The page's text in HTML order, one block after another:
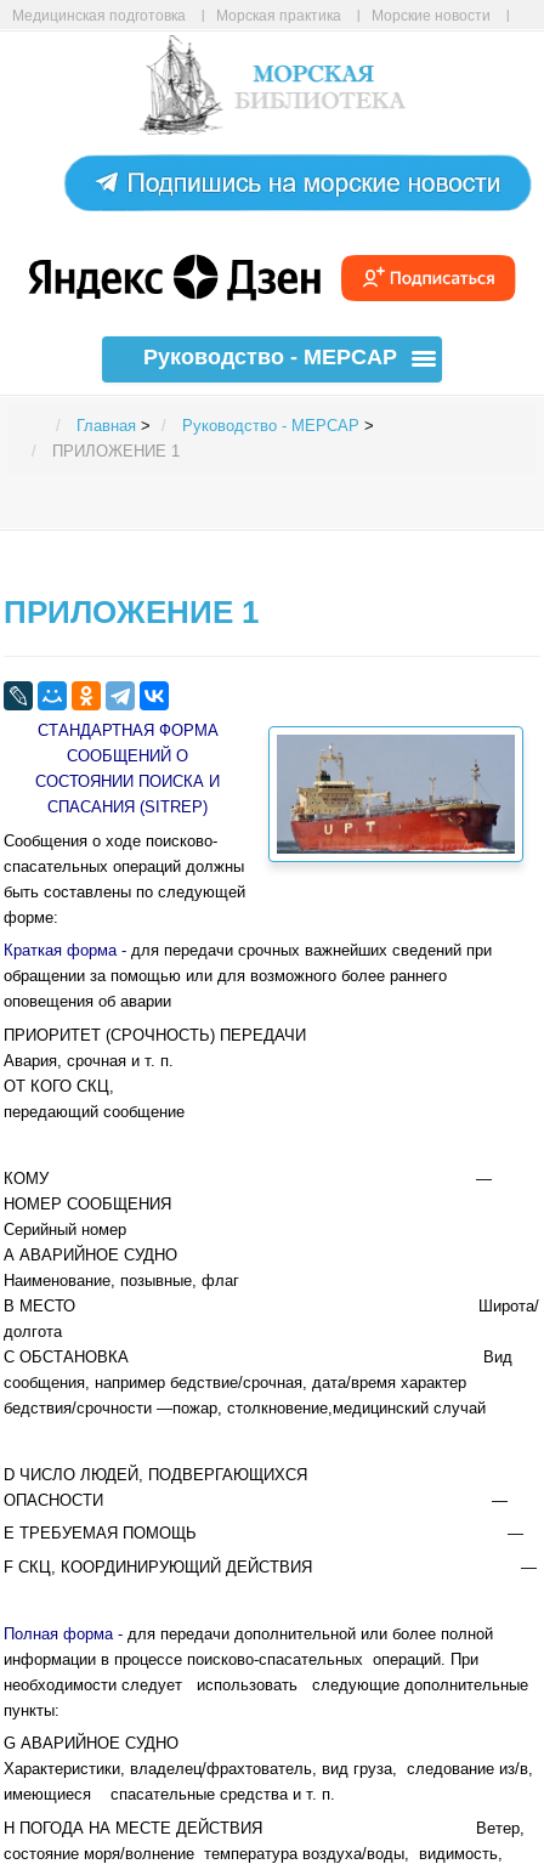
Медицинская подготовка Морская практика
Морские новости
Авиабилеты онлайн
Руководство - МЕРСАР
Главная > Руководство - МЕРСАР >
ПРИЛОЖЕНИЕ 1
ПРИЛОЖЕНИЕ 1
СТАНДАРТНАЯ ФОРМА
СООБЩЕНИЙ О
СОСТОЯНИИ ПОИСКА И
СПАСАНИЯ (SITREP)
Сообщения о ходе поисково-
спасательных операций должны
быть составлены по следующей
форме:
Краткая форма - для передачи срочных важнейших сведений при
обращении за помощью или для возможного более раннего
оповещения об аварии
ПРИОРИТЕТ (СРОЧНОСТЬ) ПЕРЕДАЧИ
Авария, срочная и т. п.
ОТ КОГО СКЦ,
передающий сообщение
КОМУ —
НОМЕР СООБЩЕНИЯ
Серийный номер
А АВАРИЙНОЕ СУДНО
Наименование, позывные, флаг
В МЕСТО Широта/
долгота
С ОБСТАНОВКА Вид
сообщения, например бедствие/срочная, дата/время характер
бедствия/срочности —пожар, столкновение,медицинский случай
D ЧИСЛО ЛЮДЕЙ, ПОДВЕРГАЮЩИХСЯ
ОПАСНОСТИ —
Е ТРЕБУЕМАЯ ПОМОЩЬ —
F СКЦ, КООРДИНИРУЮЩИЙ ДЕЙСТВИЯ —
Полная форма - для передачи дополнительной или более полной
информации в процессе поисково-спасательных операций. При
необходимости следует использовать следующие дополнительные
пункты:
G АВАРИЙНОЕ СУДНО
Характеристики, владелец/фрахтователь, вид груза, следование из/в,
имеющиеся спасательные средства и т. п.
Н ПОГОДА НА МЕСТЕ ДЕЙСТВИЯ Ветер,
состояние моря/волнение температура воздуха/воды, видимость,